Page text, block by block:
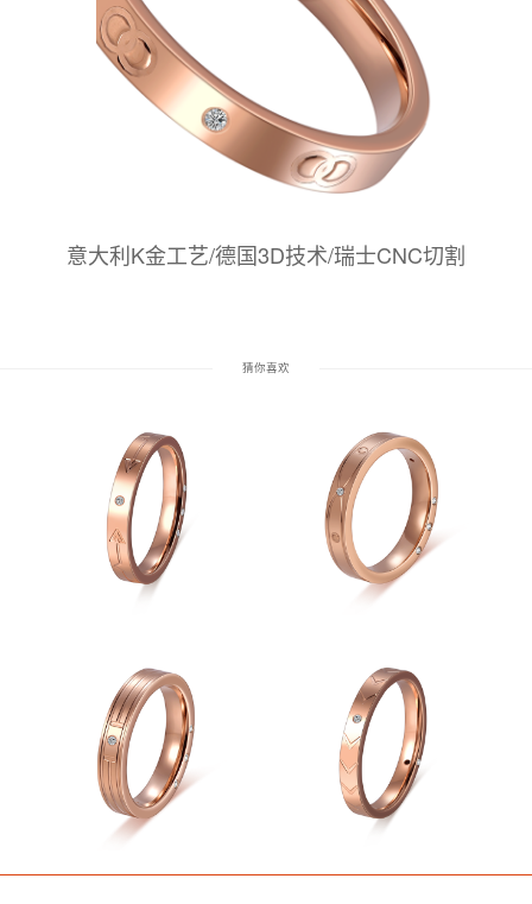
意大利K金工艺/德国3D技术/瑞士CNC切割
猜你喜欢